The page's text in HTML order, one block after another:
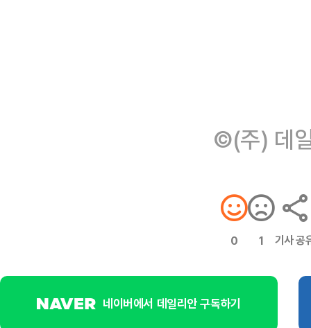
©(주) 데
0 1 기사 공
네이버에서 데일리안 구독하기